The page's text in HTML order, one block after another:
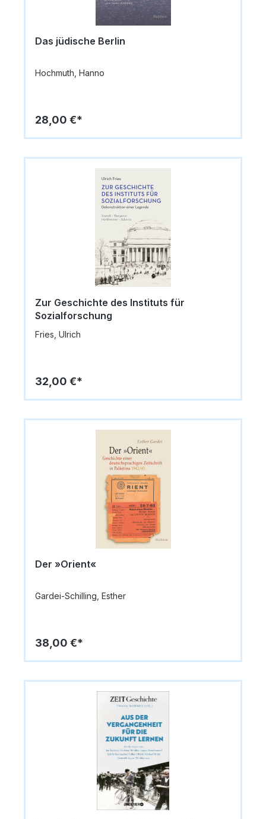
Das jüdische Berlin
Hochmuth, Hanno
28,00 €*
Zur Geschichte des Instituts für
Sozialforschung
Fries, Ulrich
32,00 €*
Der »Orient«
Gardei-Schilling, Esther
38,00 €*